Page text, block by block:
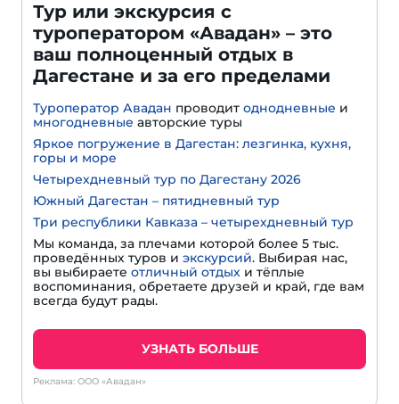
Тур или экскурсия с
туроператором «Авадан» – это
ваш полноценный отдых в
Дагестане и за его пределами
Туроператор Авадан проводит однодневные и
многодневные авторские туры
Яркое погружение в Дагестан: лезгинка, кухня,
горы и море
Четырехдневный тур по Дагестану 2026
Южный Дагестан – пятидневный тур
Три республики Кавказа – четырехдневный тур
Мы команда, за плечами которой более 5 тыс.
проведённых туров и экскурсий. Выбирая нас,
вы выбираете отличный отдых и тёплые
воспоминания, обретаете друзей и край, где вам
всегда будут рады.
УЗНАТЬ БОЛЬШЕ
Реклама: ООО «Авадан»